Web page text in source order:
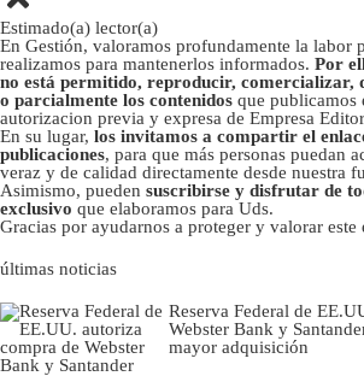
Estimado(a) lector(a)
En Gestión, valoramos profundamente la labor
realizamos para mantenerlos informados. Por
no está permitido, reproducir,
o parcialmente los contenidos que publicamos
autorizacion previa y expresa de Empresa
En su lugar, los invitamos a compartir el
publicaciones, para que más personas puedan
veraz y de calidad directamente desde nuestra
Asimismo, pueden suscribirse y disfrutar de
exclusivo que elaboramos para Uds.
Gracias por ayudarnos a proteger y valorar este
últimas noticias
Reserva Federal de
Webster Bank y
mayor adquisición